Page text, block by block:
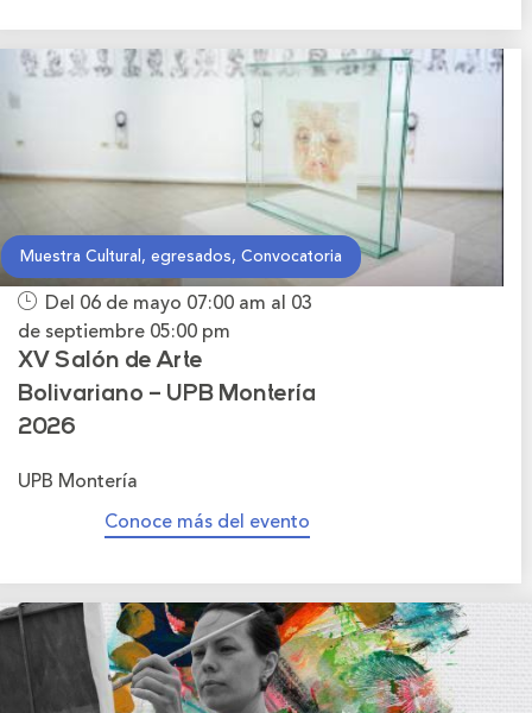
Muestra Cultural, egresados, Convocatoria
Del 06 de mayo 07:00 am al 03
de septiembre 05:00 pm
XV Salón de Arte
Bolivariano – UPB Montería
2026
UPB Montería
Conoce más del evento